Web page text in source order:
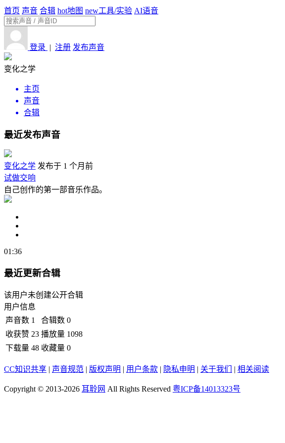
首页 声音 合辑 hot地图 new工具/实验 AI语音
登录 | 注册 发布声音
变化之学
主页
声音
合辑
最近发布声音
变化之学 发布于 1 个月前
试做交响
自己创作的第一部音乐作品。
01:36
最近更新合辑
该用户未创建公开合辑
用户信息
声音数 1 合辑数 0
收获赞 23 播放量 1098
下载量 48 收藏量 0
CC知识共享 | 声音规范 | 版权声明 | 用户条款 | 隐私申明 | 关于我们 | 相关阅读
Copyright © 2013-2026 耳聆网 All Rights Reserved 粤ICP备14013323号